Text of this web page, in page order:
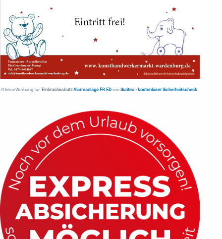
#OnlineWerbung für Einbruchschutz Alarmanlage FR.ED von Suritec • kostenloser Sicherheitscheck